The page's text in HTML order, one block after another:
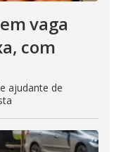
vaga
com
ajudante de